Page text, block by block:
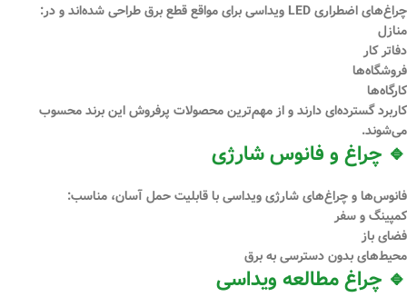
چراغ‌های اضطراری LED ویداسی برای مواقع قطع برق طراحی شده‌اند و در:
منازل
دفاتر کار
فروشگاه‌ها
کارگاه‌ها
کاربرد گسترده‌ای دارند و از مهم‌ترین محصولات پرفروش این برند محسوب
می‌شوند.
🔹 چراغ و فانوس شارژی
فانوس‌ها و چراغ‌های شارژی ویداسی با قابلیت حمل آسان، مناسب:
کمپینگ و سفر
فضای باز
محیط‌های بدون دسترسی به برق
🔹 چراغ مطالعه ویداسی